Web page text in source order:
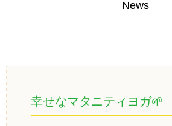
News
幸せなマタニティヨガ🌱